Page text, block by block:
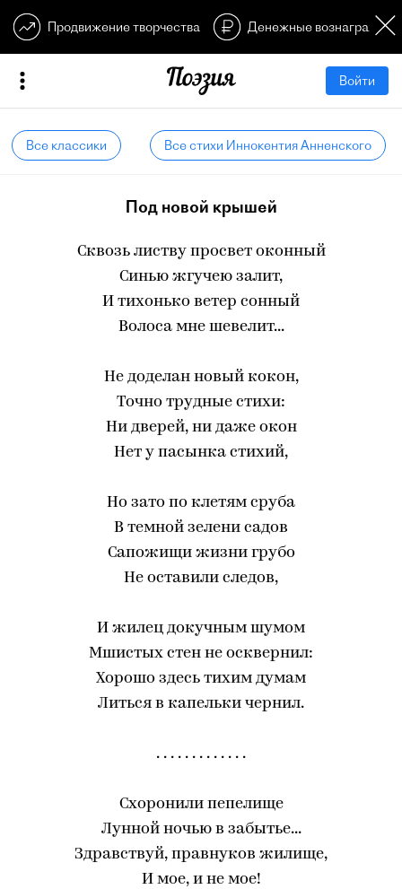
Продвижение творчества Денежные
Войти
Все классики Все стихи Иннокентия Анненского
Под новой крышей
Сквозь листву просвет оконный
Синью жгучею залит,
И тихонько ветер сонный
Волоса мне шевелит...
Не доделан новый кокон,
Точно трудные стихи:
Ни дверей, ни даже окон
Нет у пасынка стихий,
Но зато по клетям сруба
В темной зелени садов
Сапожищи жизни грубо
Не оставили следов,
И жилец докучным шумом
Мшистых стен не осквернил:
Хорошо здесь тихим думам
Литься в капельки чернил.
. . . . . . . . . . . . .
Схоронили пепелище
Лунной ночью в забытье...
Здравствуй, правнуков жилище,
И мое, и не мое!